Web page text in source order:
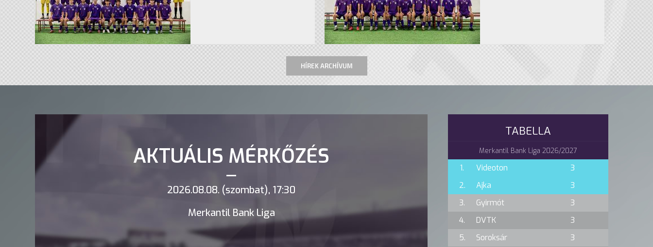
HÍREK ARCHÍVUM
AKTUÁLIS MÉRKŐZÉS
2026.08.08. (szombat), 17:30
Merkantil Bank Liga
TABELLA
Merkantil Bank Liga 2026/2027
1. Videoton
3
2.
Ajka
3
3.
Gyirmót
3
4.
DVTK
3
5.
Soroksár
3